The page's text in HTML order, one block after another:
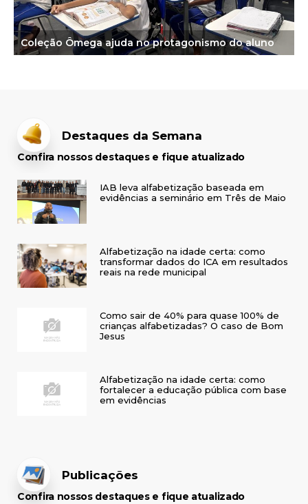
Coleção Ômega ajuda no protagonismo do aluno
Destaques da Semana
Confira nossos destaques e fique atualizado
IAB leva alfabetização baseada em
evidências a seminário em Três de Maio
Alfabetização na idade certa: como
transformar dados do ICA em resultados
reais na rede municipal
Como sair de 40% para quase 100% de
crianças alfabetizadas? O caso de Bom
Jesus
Alfabetização na idade certa: como
fortalecer a educação pública com base
em evidências
Publicações
Confira nossos destaques e fique atualizado